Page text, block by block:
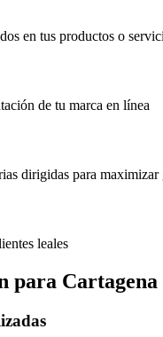
en tus productos o
de tu marca en línea
dirigidas para maximizar
leales
para Cartagena